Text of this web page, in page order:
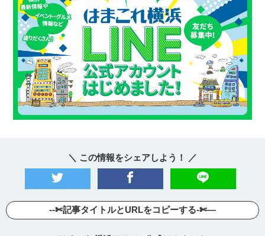
＼ この情報をシェアしよう！ ／
--✄記事タイトルとURLをコピーする-✄—